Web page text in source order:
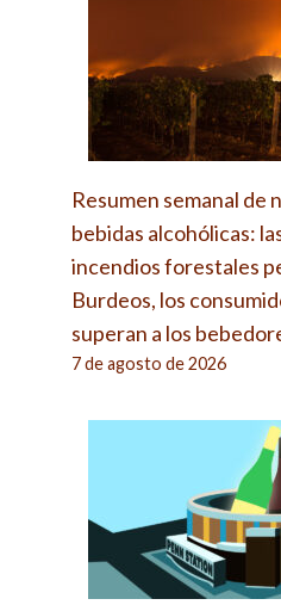
Resumen semanal de
bebidas alcohólicas:
incendios forestales
Burdeos, los
superan a los
7 de agosto de 2026